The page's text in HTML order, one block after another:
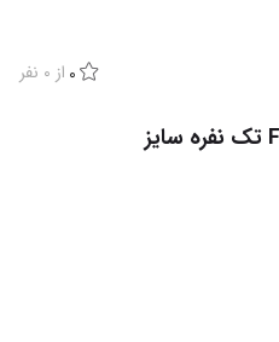
0 از 0 نفر
لحاف مادام کوکو مدل Faust تک نفره سایز